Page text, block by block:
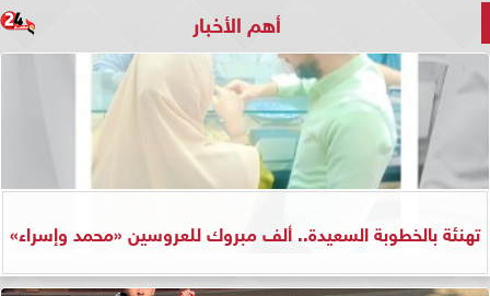
أهم الأخبار
تهنئة بالخطوبة السعيدة.. ألف مبروك للعروسين «محمد وإسراء»